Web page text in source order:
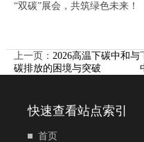
“双碳”展会，共筑绿色未来！
上一页： 2026高温下碳中和与
碳排放的困境与突破
快速查看站点索引
首页